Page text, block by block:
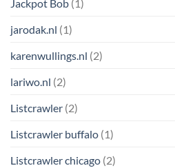
Jackpot Bob (1)
jarodak.nl (1)
karenwullings.nl (2)
lariwo.nl (2)
Listcrawler (2)
Listcrawler buffalo (1)
Listcrawler chicago (2)